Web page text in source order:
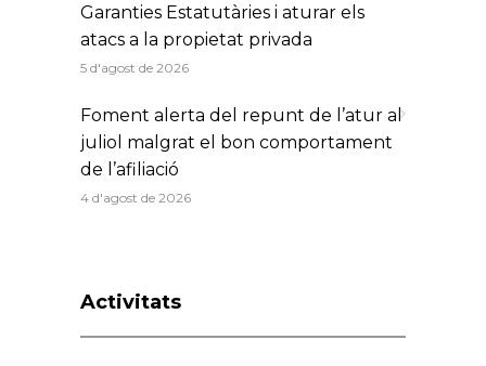
Garanties Estatutàries i aturar els
atacs a la propietat privada
5 d'agost de 2026
Foment alerta del repunt de l’atur al
juliol malgrat el bon comportament
de l’afiliació
4 d'agost de 2026
Activitats